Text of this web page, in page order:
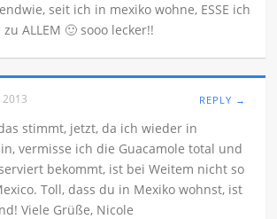
seit ich in mexiko wohne, ESSE ich
ALLEM 🙂 sooo lecker!!
REPLY →
stimmt, jetzt, da ich wieder in
vermisse ich die Guacamole total und
bekommt, ist bei Weitem nicht so
Toll, dass du in Mexiko wohnst, ist
Viele Grüße, Nicole